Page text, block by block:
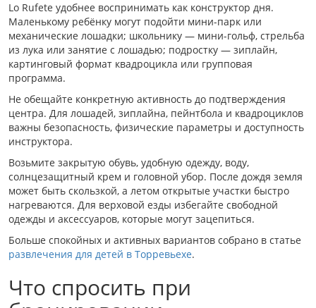
Lo Rufete удобнее воспринимать как конструктор дня.
Маленькому ребёнку могут подойти мини-парк или
механические лошадки; школьнику — мини-гольф, стрельба
из лука или занятие с лошадью; подростку — зиплайн,
картинговый формат квадроцикла или групповая
программа.
Не обещайте конкретную активность до подтверждения
центра. Для лошадей, зиплайна, пейнтбола и квадроциклов
важны безопасность, физические параметры и доступность
инструктора.
Возьмите закрытую обувь, удобную одежду, воду,
солнцезащитный крем и головной убор. После дождя земля
может быть скользкой, а летом открытые участки быстро
нагреваются. Для верховой езды избегайте свободной
одежды и аксессуаров, которые могут зацепиться.
Больше спокойных и активных вариантов собрано в статье
развлечения для детей в Торревьехе.
Что спросить при